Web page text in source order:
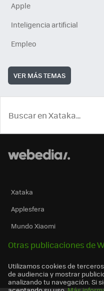
Apple
Inteligencia artificial
Empleo
VER MÁS TEMAS
Xataka
Applesfera
Mundo Xiaomi
Otras publicaciones de
Utilizamos cookies de
de audiencia y mostrar
analizando tu navegación. Si